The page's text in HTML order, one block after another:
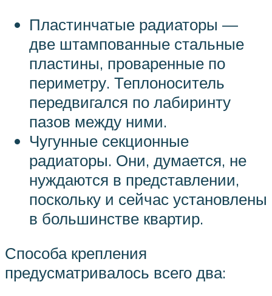
Пластинчатые радиаторы —
две штампованные стальные
пластины, проваренные по
периметру. Теплоноситель
передвигался по лабиринту
пазов между ними.
Чугунные секционные
радиаторы. Они, думается, не
нуждаются в представлении,
поскольку и сейчас установлены
в большинстве квартир.
Способа крепления
предусматривалось всего два: